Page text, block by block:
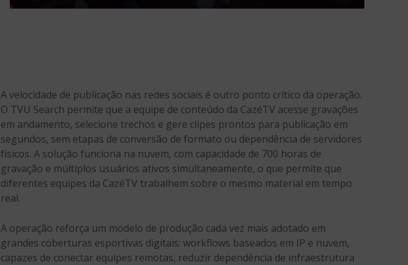
A velocidade de publicação nas redes sociais é outro ponto crítico da operação.
O TVU Search permite que a equipe de conteúdo da CazéTV acesse gravações
em andamento, selecione trechos e gere clipes prontos para publicação em
segundos, sem etapas de conversão de formato ou dependência de servidores
físicos. A solução funciona na nuvem, com capacidade de 700 horas de
gravação e múltiplos usuários ativos simultaneamente, o que permite que
diferentes equipes da CazéTV trabalhem sobre o mesmo material em tempo
real.
A operação reforça um modelo de produção cada vez mais adotado em
grandes coberturas esportivas digitais: workflows baseados em IP e nuvem,
capazes de conectar equipes remotas, reduzir dependência de infraestrutura